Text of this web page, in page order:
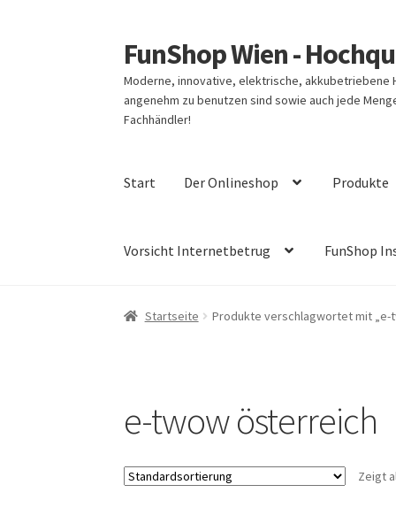
Zur
Navigation
springen
Zum
Inhalt
springen
FunShop Wien -
Moderne, innovative, elektrische,
angenehm zu benutzen sind sowie auch jede
Fachhändler!
Start Der Onlineshop Produkte
Vorsicht Internetbetrug FunShop
Startseite Produkte verschlagwortet mit „e-
e-twow österreich
Zeigt